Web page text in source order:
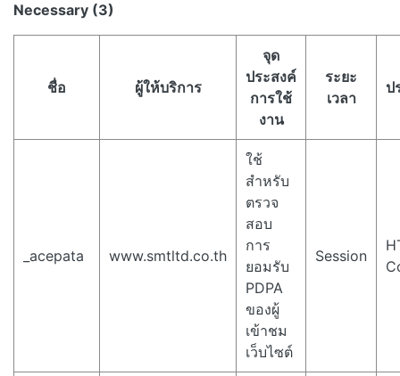
Necessary (3)
ชื่อ ผู้ให้บริการ
จุด
ประสงค์
การใช้
งาน
ระยะ
เวลา
ป
_acepata www.smtltd.co.th
ใช้
สำหรับ
ตรวจ
สอบ
การ
ยอมรับ
PDPA
ของผู้
เข้าชม
เว็บไซต์
Session